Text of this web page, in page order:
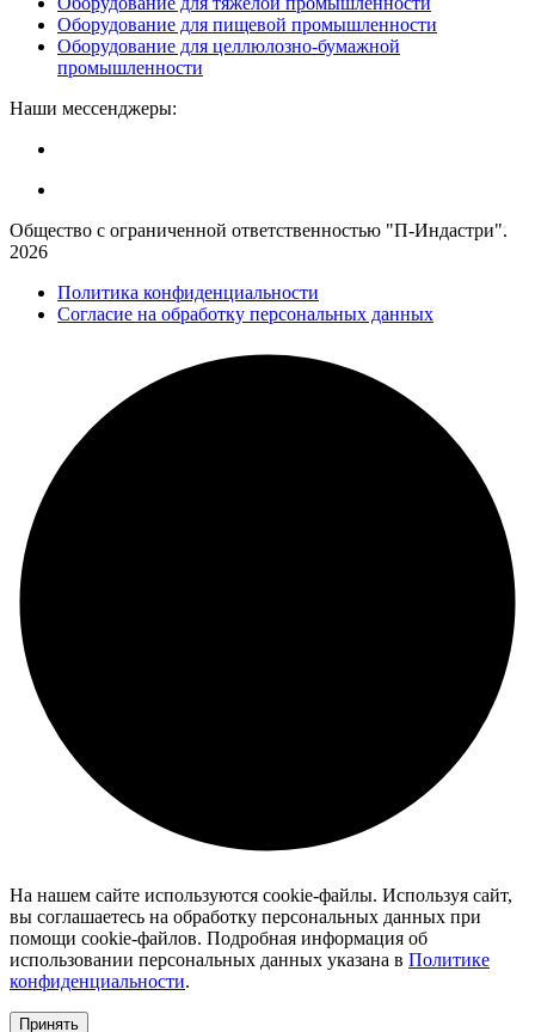
Оборудование для пищевой промышленности
Оборудование для целлюлозно-бумажной
промышленности
Наши мессенджеры:
Общество с ограниченной ответственностью "П-Индастри".
2026
Политика конфиденциальности
Согласие на обработку персональных данных
На нашем сайте используются cookie-файлы. Используя сайт,
вы соглашаетесь на обработку персональных данных при
помощи cookie-файлов. Подробная информация об
использовании персональных данных указана в Политике
конфиденциальности.
Принять